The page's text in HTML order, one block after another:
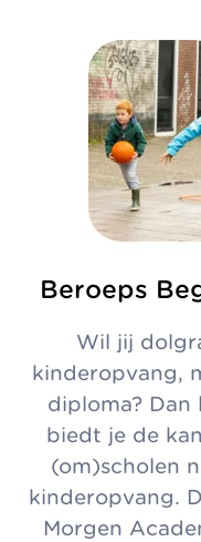
Beroeps
Wil jij
kinderopvang,
diploma? Dan
biedt je de
(om)scholen
kinderopvang.
Morgen